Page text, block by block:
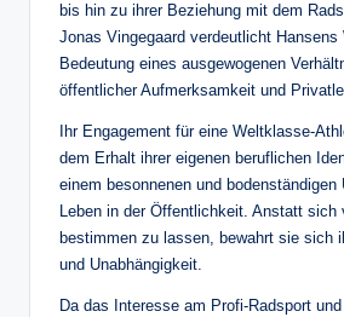
bis hin zu ihrer Beziehung mit dem
Jonas Vingegaard verdeutlicht Hansens
Bedeutung eines ausgewogenen
öffentlicher Aufmerksamkeit und
Ihr Engagement für eine Weltklasse-
dem Erhalt ihrer eigenen beruflichen
einem besonnenen und bodenständigen
Leben in der Öffentlichkeit. Anstatt sich
bestimmen zu lassen, bewahrt sie sich
und Unabhängigkeit.
Da das Interesse am Profi-Radsport